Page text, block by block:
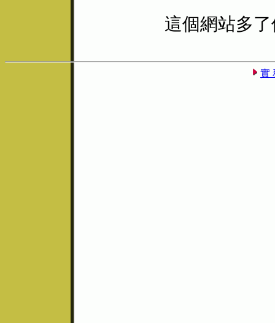
這個網站多
實